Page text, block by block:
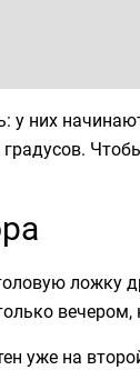
у них
ложку
вечером,
уже на